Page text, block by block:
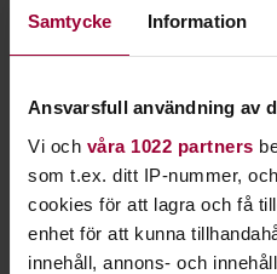
Samtycke Information
Ansvarsfull användning av
Vi och våra 1022 partners
som t.ex. ditt IP-nummer,
cookies för att lagra och få
enhet för att kunna
innehåll, annons- och
asylsökande.
översatta till dari, tigrinja,
Vi har också tre
vänta och föda barn i Sverige.
med särskilda behov samt hur